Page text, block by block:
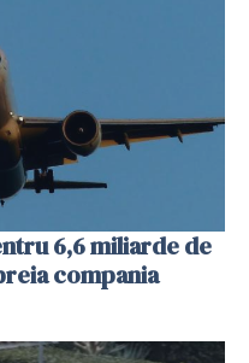
6,6 miliarde de
compania